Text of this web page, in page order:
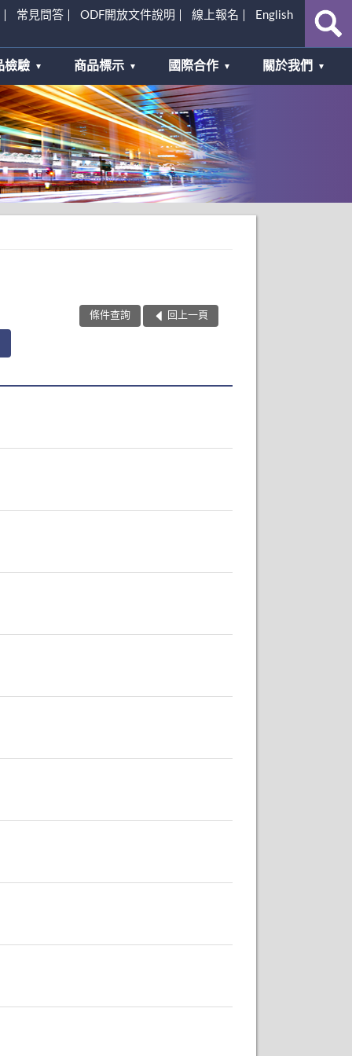
常見問答 ODF開放文件說明 線上報名 English
檢驗 商品標示 國際合作 關於我們
條件查詢 回上一頁